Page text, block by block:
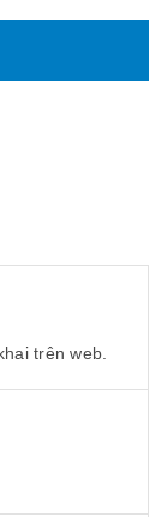
trên web.